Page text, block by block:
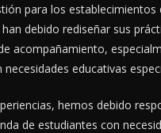
para los establecimientos
debido rediseñar sus
acompañamiento,
educativas
hemos debido
de estudiantes con